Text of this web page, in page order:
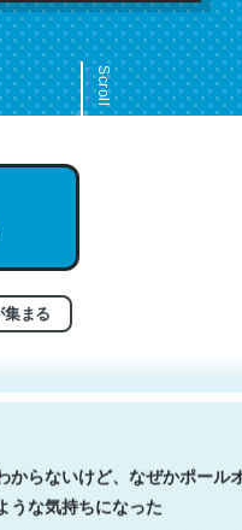
Scroll
集まる
てもクレバーなんだろうなと
める人は原文もお勧め。自分
Go. Then Covid hit. Shit.
れるかい？ by ラーズ・ヌートバー
からないけど、なぜかポール
うな気持ちになった